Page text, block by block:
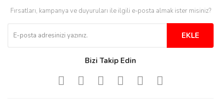
Fırsatları, kampanya ve duyuruları ile ilgili e-posta almak ister misiniz?
EKLE
Bizi Takip Edin